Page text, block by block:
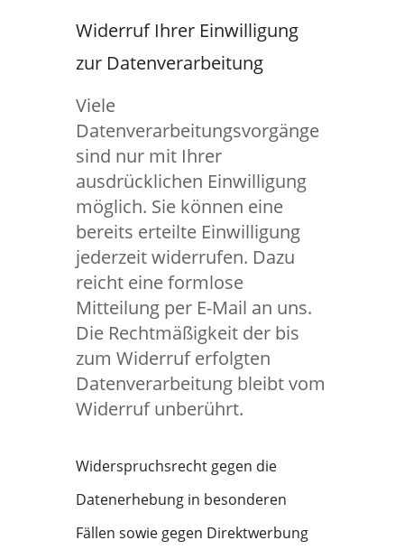
Widerruf Ihrer Einwilligung
zur Datenverarbeitung
Viele
Datenverarbeitungsvorgänge
sind nur mit Ihrer
ausdrücklichen Einwilligung
möglich. Sie können eine
bereits erteilte Einwilligung
jederzeit widerrufen. Dazu
reicht eine formlose
Mitteilung per E-Mail an uns.
Die Rechtmäßigkeit der bis
zum Widerruf erfolgten
Datenverarbeitung bleibt vom
Widerruf unberührt.
Widerspruchsrecht gegen die
Datenerhebung in besonderen
Fällen sowie gegen Direktwerbung